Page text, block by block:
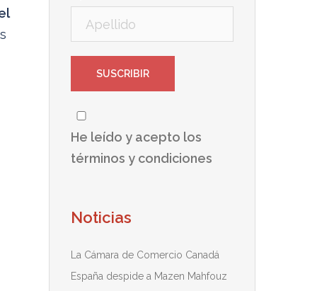
He leído y acepto los
términos y condiciones
Noticias
La Cámara de Comercio Canadá
España despide a Mazen Mahfouz